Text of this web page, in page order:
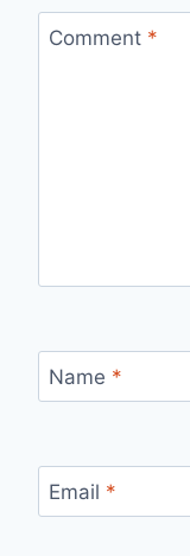
Comment *
Name *
Email *